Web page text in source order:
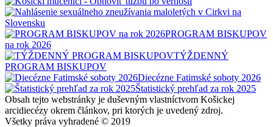
PROGRAM BISKUPOV
na rok 2026
TÝŽDENNÝ
PROGRAM BISKUPOV
Diecézne Fatimské soboty 2026
Štatistický prehľad za rok 2025
Obsah tejto webstránky je duševným vlastníctvom Košickej
arcidiecézy okrem článkov, pri ktorých je uvedený zdroj.
Všetky práva vyhradené © 2019